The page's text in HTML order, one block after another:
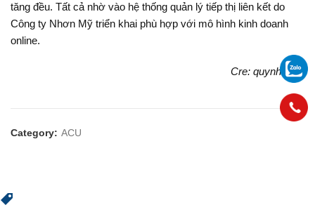
tăng đều. Tất cả nhờ vào hệ thống quản lý tiếp thị liên kết do
Công ty Nhơn Mỹ triển khai phù hợp với mô hình kinh doanh
online.
Cre: quynhtrang
Category: ACU